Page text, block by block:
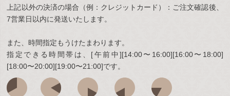
上記以外の決済の場合（例：クレジットカード）：ご注文確認後、
7営業日以内に発送いたします。
また、時間指定もうけたまわります。
指定できる時間帯は、[午前中][14:00〜16:00][16:00〜18:00]
[18:00〜20:00][19:00〜21:00]です。